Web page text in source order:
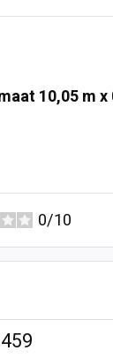
10,05 m
0/10